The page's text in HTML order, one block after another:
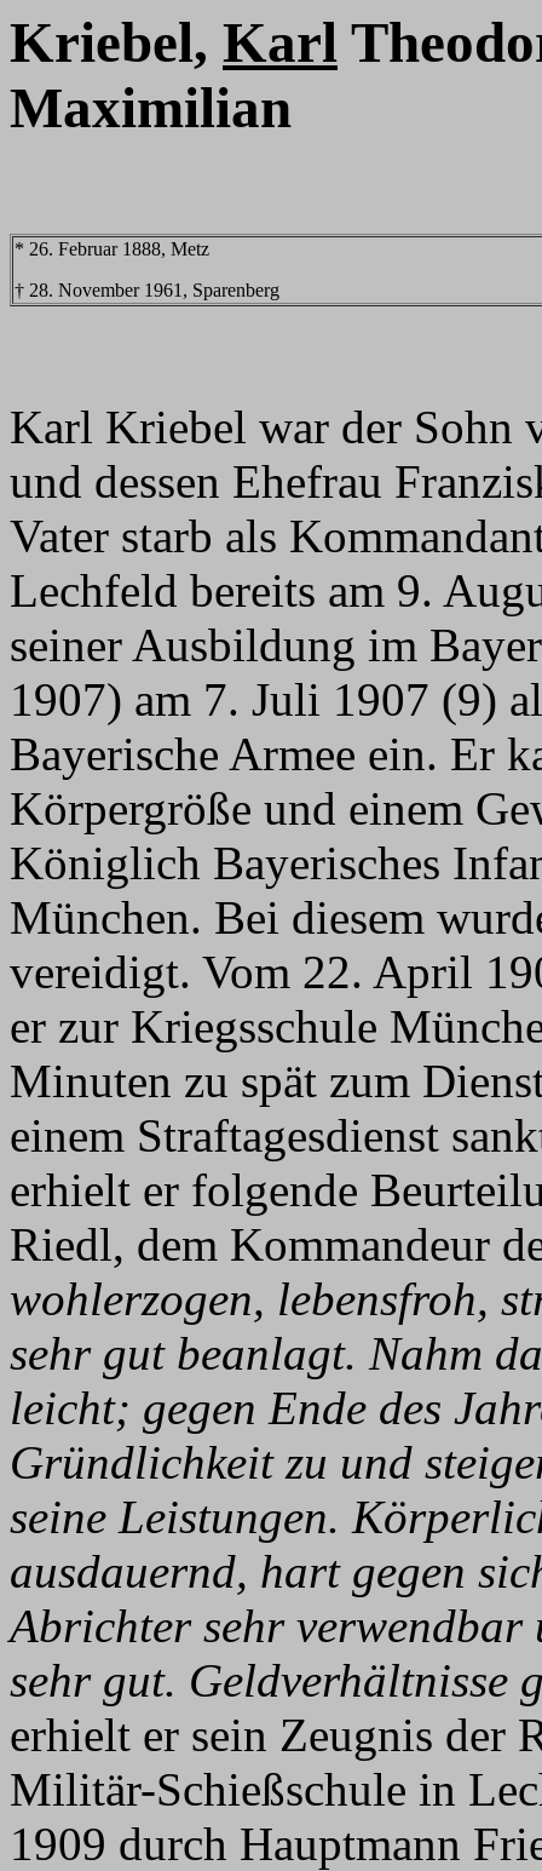
Kriebel, Karl
Maximilian
* 26. Februar 1888, Metz
† 28. November 1961, Sparenberg
Karl Kriebel war der Sohn
und dessen Ehefrau
Vater starb als
Lechfeld bereits am 9.
seiner Ausbildung im
1907) am 7. Juli 1907 (9)
Bayerische Armee ein. Er
Körpergröße und einem
Königlich Bayerisches
München. Bei diesem
vereidigt. Vom 22. April
er zur Kriegsschule
Minuten zu spät zum
einem Straftagesdienst
erhielt er folgende
Riedl, dem Kommandeur
wohlerzogen, lebensfroh,
sehr gut beanlagt. Nahm
leicht; gegen Ende des
Gründlichkeit zu und
seine Leistungen.
ausdauernd, hart gegen
Abrichter sehr verwendbar
sehr gut. Geldverhältnisse
erhielt er sein Zeugnis der
Militär-Schießschule in
1909 durch Hauptmann